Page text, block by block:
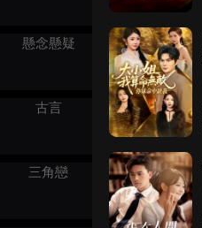
懸念懸疑
古言
三角戀